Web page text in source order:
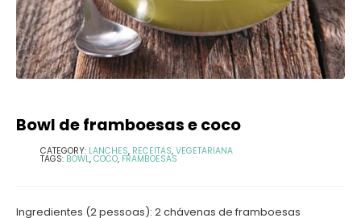
Bowl de framboesas e coco
CATEGORY: LANCHES, RECEITAS, VEGETARIANA
TAGS: BOWL, COCO, FRAMBOESAS
Ingredientes (2 pessoas): 2 chávenas de framboesas